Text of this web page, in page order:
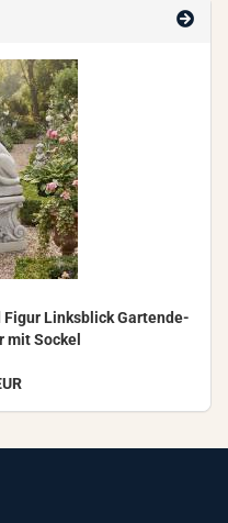
Figur Links­blick Gar­ten­de­
mit So­ckel